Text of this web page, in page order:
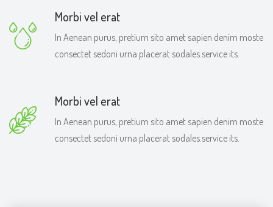
Morbi vel erat
In Aenean purus, pretium sito amet sapien denim moste
consectet sedoni urna placerat sodales.service its.
Morbi vel erat
In Aenean purus, pretium sito amet sapien denim moste
consectet sedoni urna placerat sodales.service its.